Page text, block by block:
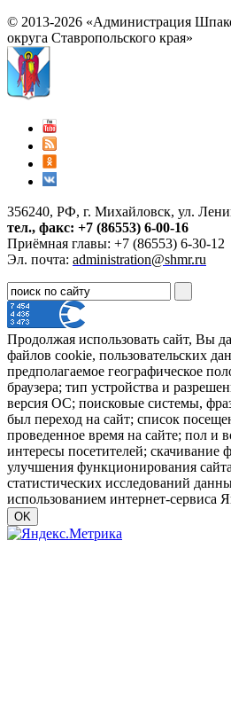
© 2013-2026 «Администрация
округа Ставропольского края»
356240, РФ, г. Михайловск, ул.
тел., факс: +7 (86553) 6-00-16
Приёмная главы: +7 (86553) 6-30-12
Эл. почта: administration@shmr.ru
Продолжая использовать сайт, Вы
файлов cookie, пользовательских
предполагаемое географическое
браузера; тип устройства и
версия ОС; поисковые системы,
был переход на сайт; список
проведенное время на сайте; пол и
интересы посетителей; скачивание
улучшения функционирования
статистических исследований
использованием интернет-сервиса
OK